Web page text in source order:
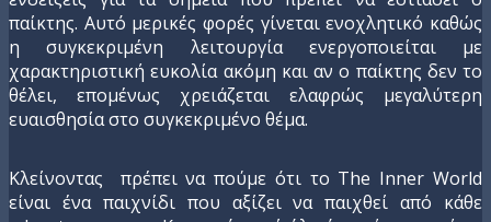
παίκτης. Αυτό μερικές φορές γίνεται ενοχλητικό καθώς
η συγκεκριμένη λειτουργία ενεργοποιείται με
χαρακτηριστική ευκολία ακόμη και αν ο παίκτης δεν το
θέλει, επομένως χρειάζεται ελαφρώς μεγαλύτερη
ευαισθησία στο συγκεκριμένο θέμα.
Κλείνοντας πρέπει να πούμε ότι το The Inner World
είναι ένα παιχνίδι που αξίζει να παιχθεί από κάθε